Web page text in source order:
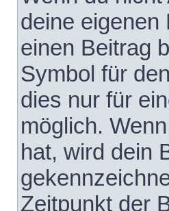
deine eigenen
einen Beitrag
Symbol für
dies nur für
möglich.
hat, wird dein
Zeitpunkt der